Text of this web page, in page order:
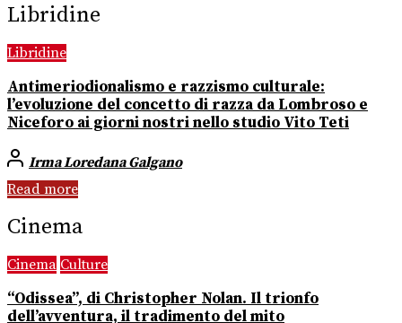
Libridine
Libridine
Antimeriodionalismo e razzismo culturale:
l’evoluzione del concetto di razza da Lombroso e
Niceforo ai giorni nostri nello studio Vito Teti
Irma Loredana Galgano
Read more
Cinema
Cinema Culture
“Odissea”, di Christopher Nolan. Il trionfo
dell’avventura, il tradimento del mito